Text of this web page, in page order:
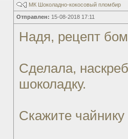
МК Шоколадно-кокосовый пломбир
Отправлен: 15-08-2018 17:11
Надя, рецепт
Сделала,
шоколадку.
Скажите чайнику